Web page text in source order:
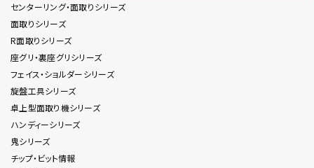
センターリング・面取りシリーズ
面取りシリーズ
R面取りシリーズ
座グリ・裏座グリシリーズ
フェイス・ショルダーシリーズ
旋盤工具シリーズ
卓上型面取り機シリーズ
ハンディーシリーズ
鬼シリーズ
チップ・ビット情報